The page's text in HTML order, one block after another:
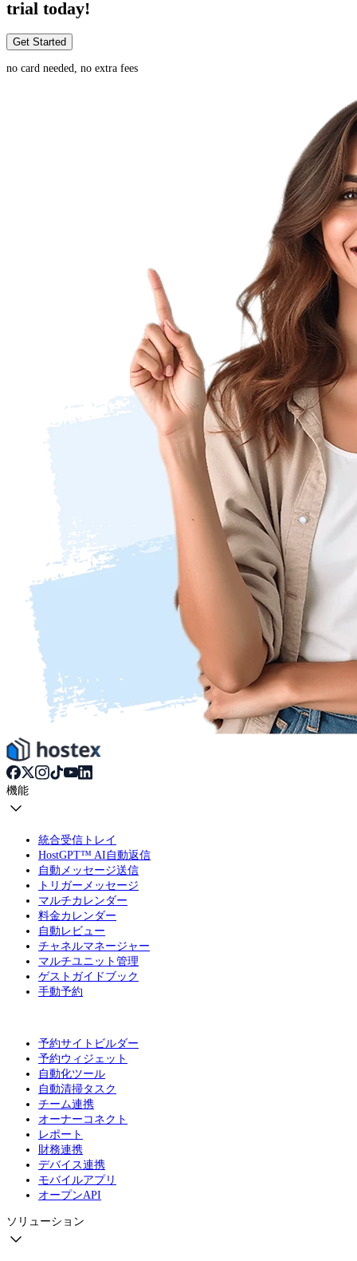
trial today!
Get Started
no card needed, no extra fees
機能
統合受信トレイ
HostGPT™ AI自動返信
自動メッセージ送信
トリガーメッセージ
マルチカレンダー
料金カレンダー
自動レビュー
チャネルマネージャー
マルチユニット管理
ゲストガイドブック
手動予約
予約サイトビルダー
予約ウィジェット
自動化ツール
自動清掃タスク
チーム連携
オーナーコネクト
レポート
財務連携
デバイス連携
モバイルアプリ
オープンAPI
ソリューション